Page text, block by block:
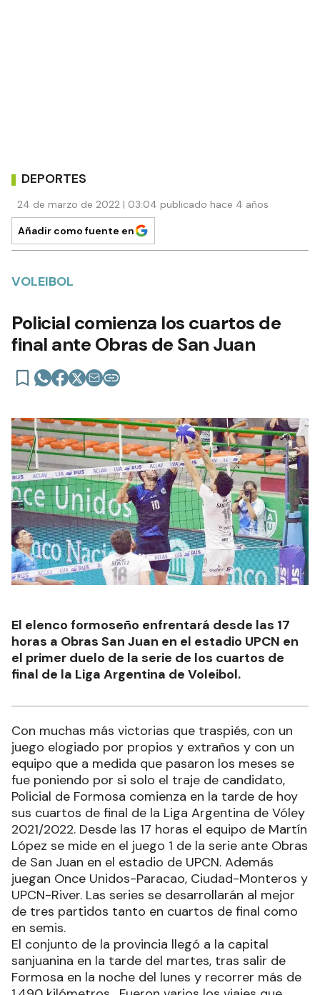
DEPORTES
24 de marzo de 2022 | 03:04 publicado hace 4 años
Añadir como fuente en
VOLEIBOL
Policial comienza los cuartos de
final ante Obras de San Juan
El elenco formoseño enfrentará desde las 17
horas a Obras San Juan en el estadio UPCN en
el primer duelo de la serie de los cuartos de
final de la Liga Argentina de Voleibol.
Con muchas más victorias que traspiés, con un
juego elogiado por propios y extraños y con un
equipo que a medida que pasaron los meses se
fue poniendo por si solo el traje de candidato,
Policial de Formosa comienza en la tarde de hoy
sus cuartos de final de la Liga Argentina de Vóley
2021/2022. Desde las 17 horas el equipo de Martín
López se mide en el juego 1 de la serie ante Obras
de San Juan en el estadio de UPCN. Además
juegan Once Unidos-Paracao, Ciudad-Monteros y
UPCN-River. Las series se desarrollarán al mejor
de tres partidos tanto en cuartos de final como
en semis.
El conjunto de la provincia llegó a la capital
sanjuanina en la tarde del martes, tras salir de
Formosa en la noche del lunes y recorrer más de